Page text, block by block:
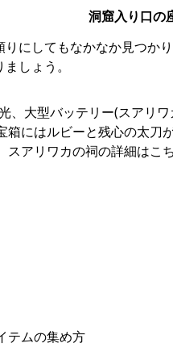
洞窟入り口の
にしてもなかなか見つか
しょう。
、大型バッテリー(スアリ
箱にはルビーと残心の太
スアリワカの祠の詳細は
テムの集め方